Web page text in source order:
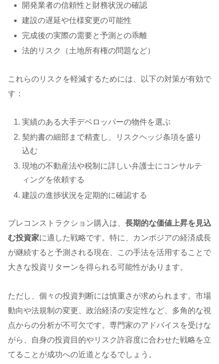
開発業者の信頼性と財務状況の確認
建設の遅延や仕様変更の可能性
完成後の実際の需要と予測との乖離
法的リスク（土地所有権の問題など）
これらのリスクを軽減するためには、以下の対策が有効で
す：
実績のある大手デベロッパーの物件を選ぶ
契約書の細部まで精査し、リスクヘッジ条項を盛り
込む
現地の不動産法や税制に詳しい弁護士にコンサルテ
ィングを依頼する
建設の進捗状況を定期的に確認する
プレコンストラクション購入は、 長期的な価値上昇を見込
む投資家に適した戦略です。特に、カンボジアの経済成長
が継続すると予測される現在、この手法を活用することで
大きな投資リターンを得られる可能性があります。
ただし、個々の投資判断には慎重さが求められます。市場
動向や法規制の変更、政治経済の安定性など、多角的な視
点からの分析が不可欠です。専門家のアドバイスを受けな
がら、自身の投資目的やリスク許容度に合わせた戦略を立
てることが成功への近道となるでしょう。